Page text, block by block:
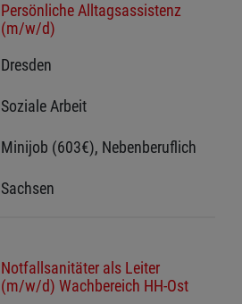
Persönliche Alltagsassistenz
(m/w/d)
Dresden
Soziale Arbeit
Minijob (603€), Nebenberuflich
Sachsen
Notfallsanitäter als Leiter
(m/w/d) Wachbereich HH-Ost